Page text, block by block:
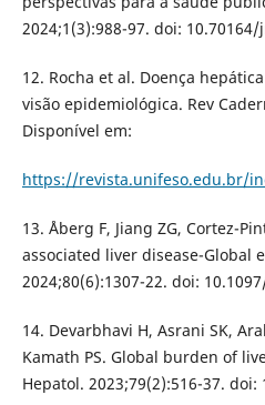
2024;1(3):988-97. doi:
12. Rocha et al. Doença
visão epidemiológica. Rev
Disponível em:
https://revista.unifeso.edu.br/
13. Åberg F, Jiang ZG, Cortez-
associated liver disease-Global
2024;80(6):1307-22. doi:
14. Devarbhavi H, Asrani SK,
Kamath PS. Global burden of
Hepatol. 2023;79(2):516-37.